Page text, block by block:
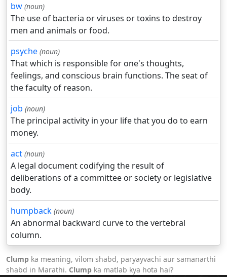
bw (noun)
The use of bacteria or viruses or toxins to destroy
men and animals or food.
psyche (noun)
That which is responsible for one's thoughts,
feelings, and conscious brain functions. The seat of
the faculty of reason.
job (noun)
The principal activity in your life that you do to earn
money.
act (noun)
A legal document codifying the result of
deliberations of a committee or society or legislative
body.
humpback (noun)
An abnormal backward curve to the vertebral
column.
Clump ka meaning, vilom shabd, paryayvachi aur samanarthi
shabd in Marathi. Clump ka matlab kya hota hai?